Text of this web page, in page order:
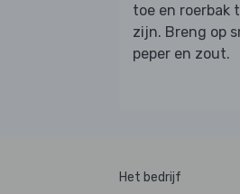
toe en roerbak
zijn. Breng op
peper en zout.
Het bedrijf